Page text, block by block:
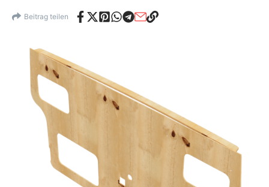
Beitrag teilen